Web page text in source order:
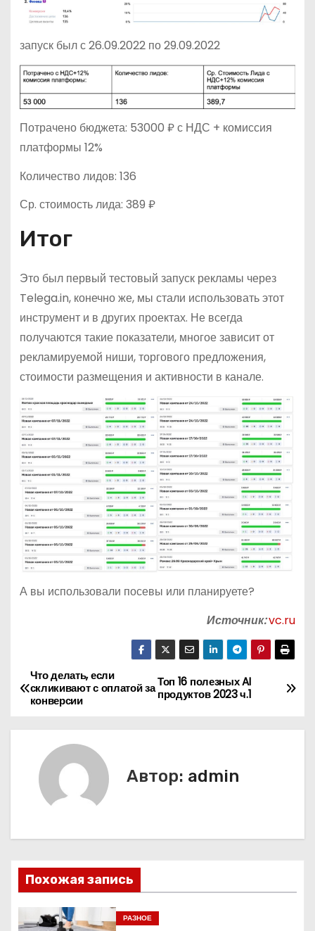
запуск был с 26.09.2022 по 29.09.2022
Потрачено бюджета: 53000 ₽ с НДС + комиссия
платформы 12%
Количество лидов: 136
Ср. стоимость лида: 389 ₽
Итог
Это был первый тестовый запуск рекламы через
Telega.in, конечно же, мы стали использовать этот
инструмент и в других проектах. Не всегда
получаются такие показатели, многое зависит от
рекламируемой ниши, торгового предложения,
стоимости размещения и активности в канале.
А вы использовали посевы или планируете?
Источник:vc.ru
Н
а
ц
и
я
Топ 16 полезных AI
продуктов 2023 ч.1
Что делать, если
скликивают с оплатой за
конверсии
Автор: admin
Похожая запись
РАЗНОЕ